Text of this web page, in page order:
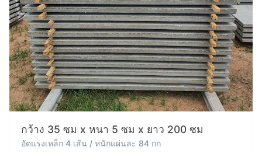
กว้าง 35 ซม x หนา 5 ซม x ยาว 200 ซม
อัดแรงเหล็ก 4 เส้น / หนักแผ่นละ 84 กก